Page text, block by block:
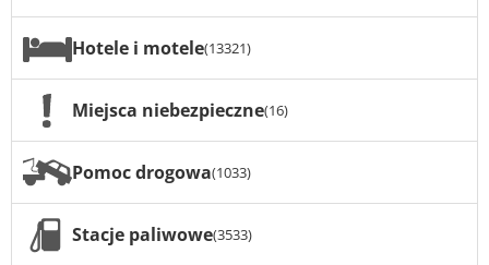
Hotele i motele(13321)
Miejsca niebezpieczne(16)
Pomoc drogowa(1033)
Stacje paliwowe(3533)